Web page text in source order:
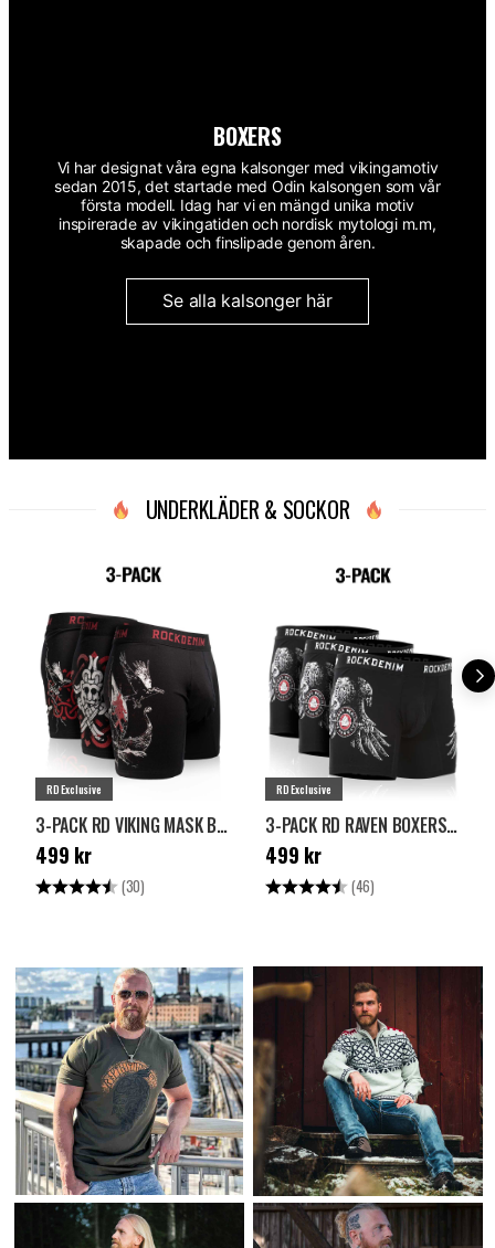
BOXERS
Vi har designat våra egna kalsonger med vikingamotiv
sedan 2015, det startade med Odin kalsongen som vår
första modell. Idag har vi en mängd unika motiv
inspirerade av vikingatiden och nordisk mytologi m.m,
skapade och finslipade genom åren.
Se alla kalsonger här
UNDERKLÄDER & SOCKOR
RD Exclusive
3-PACK RD VIKING MASK BOXERS - SVART
Pris: 499 kr
499 kr
Betyg: (30) 4.7 utav 5 stjärnor
RD Exclusive
3-PACK RD RAVEN BOXERS - SVART
Pris: 499 kr
499 kr
Betyg: (46)